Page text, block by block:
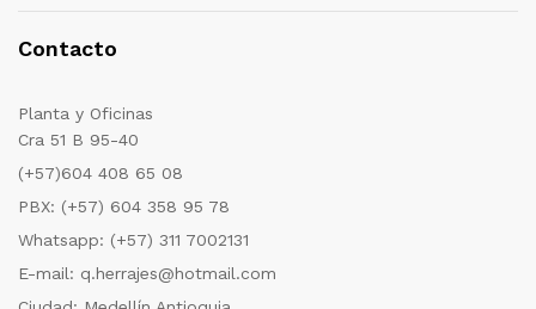
Contacto
Planta y Oficinas
Cra 51 B 95-40
(+57)604 408 65 08
PBX: (+57) 604 358 95 78
Whatsapp: (+57) 311 7002131
E-mail: q.herrajes@hotmail.com